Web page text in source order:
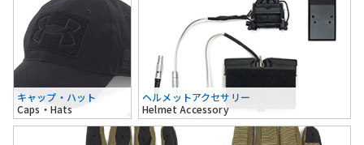
キャップ・ハット
Caps・Hats
ヘルメットアクセサリー
Helmet Accessory